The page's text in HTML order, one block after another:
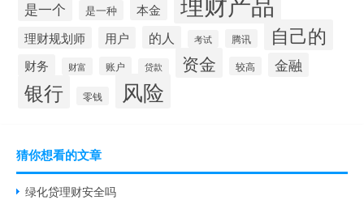
是一个 是一种 本金
理财规划师 用户 的人 考试 腾讯 自己的
财务 财富 账户 贷款 资金 较高 金融
银行 零钱 风险
猜你想看的文章
绿化贷理财安全吗